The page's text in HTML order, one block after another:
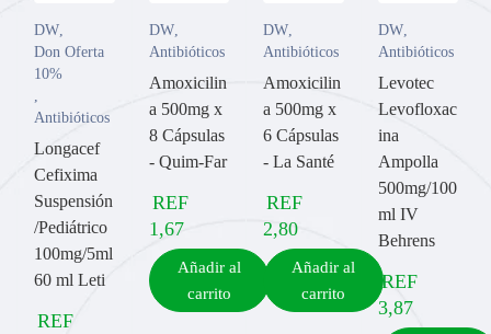
DW
Don Oferta
10%
Antibióticos
Longacef
Cefixima
Suspensión
/Pediátrico
100mg/5ml
60 ml Leti
REF
DW,
Antibióticos
Amoxicilin
a 500mg x
8 Cápsulas
- Quim-Far
REF
1,67
Añadir al
carrito
DW
Antibióticos
Amoxicilin
a 500mg x
6 Cápsulas
- La Santé
REF
2,80
Añadir al
carrito
DW,
Antibióticos
Levotec
Levofloxac
ina
Ampolla
500mg/100
ml IV
Behrens
REF
3,87